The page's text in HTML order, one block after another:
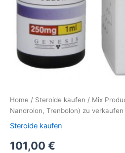
Home / Steroide kaufen / Mix
Nandrolon, Trenbolon) zu verkaufen
Steroide kaufen
101,00 €